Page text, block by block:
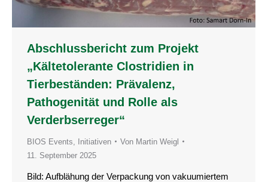
Abschlussbericht zum Projekt
„Kältetolerante Clostridien in
Tierbeständen: Prävalenz,
Pathogenität und Rolle als
Verderbserreger“
BIOS Events Initiativen Von Martin Weigl
11. September 2025
Bild: Aufblähung der Verpackung von vakuumiertem